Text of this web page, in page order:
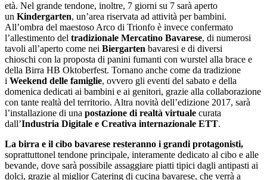
età. Nel grande tendone, inoltre, 7 giorni su 7 sarà aperto
un Kindergarten, un’area riservata ad attività per bambini.
All’ombra del maestoso Arco di Trionfo è invece confermato
l’allestimento del tradizionale Mercatino Bavarese, di numerosi
tavoli all’aperto come nei Biergarten bavaresi e di diversi
chioschi con la proposta di panini fumanti con wurstel alla brace e
della Birra HB Oktoberfest. Tornano anche come da tradizione
i Weekend delle famiglie, ovvero gli eventi del sabato e della
domenica dedicati ai bambini e ai genitori, grazie alla collaborazione
con tante realtà del territorio. Altra novità dell’edizione 2017, sarà
l’installazione di una postazione di realtà virtuale curata
dall’Industria Digitale e Creativa internazionale ETT.
La birra e il cibo bavarese resteranno i grandi protagonisti,
soprattuttonel tendone principale, interamente dedicato al cibo e alle
bevande, dove sarà possibile assaggiare piatti tipici dagli antipasti ai
dolci, grazie al miglior Catering di cucina bavarese, che verrà a